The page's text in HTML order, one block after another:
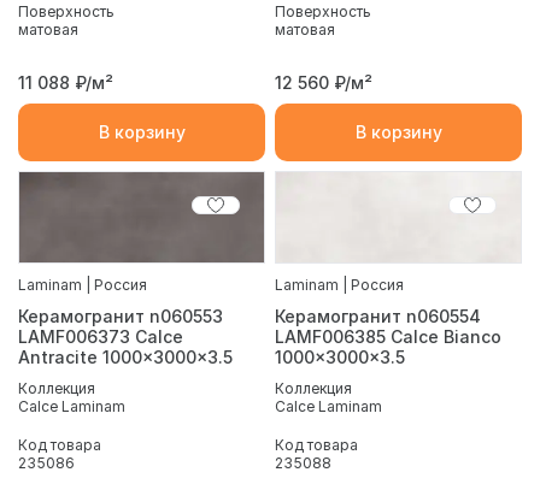
Поверхность
матовая
11 088 ₽/м²
В корзину
Поверхность
матовая
12 560 ₽/м²
В корзину
Laminam | Россия
Керамогранит n060553
LAMF006373 Calce
Antracite 1000x3000x3.5
Коллекция
Calce Laminam
Код товара
235086
Laminam | Россия
Керамогранит n060554
LAMF006385 Calce Bianco
1000x3000x3.5
Коллекция
Calce Laminam
Код товара
235088